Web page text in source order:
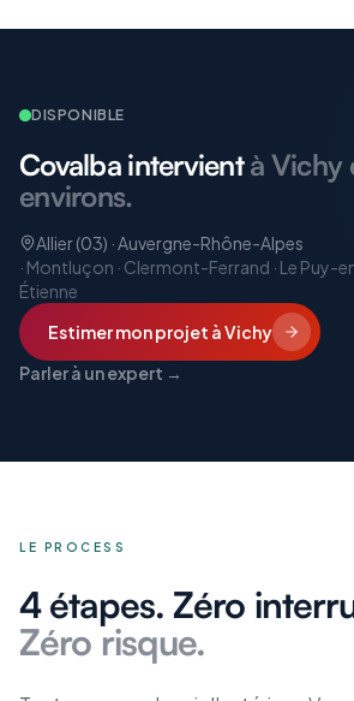
DISPONIBLE
Covalba intervientà Vichy
environs.
Allier (03) · Auvergne-Rhône-Alpes
· Montluçon · Clermont-Ferrand · Le Puy-
Étienne
Estimer mon projet à Vichy
Parler à un expert →
LE PROCESS
4 étapes. Zéro
Zéro risque.